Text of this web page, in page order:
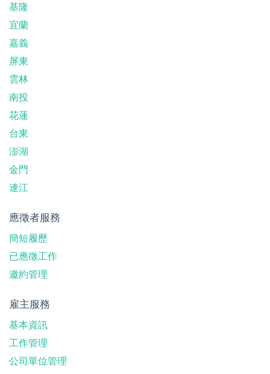
基隆
宜蘭
嘉義
屏東
雲林
南投
花蓮
台東
澎湖
金門
連江
應徵者服務
簡短履歷
已應徵工作
邀約管理
雇主服務
基本資訊
工作管理
公司單位管理